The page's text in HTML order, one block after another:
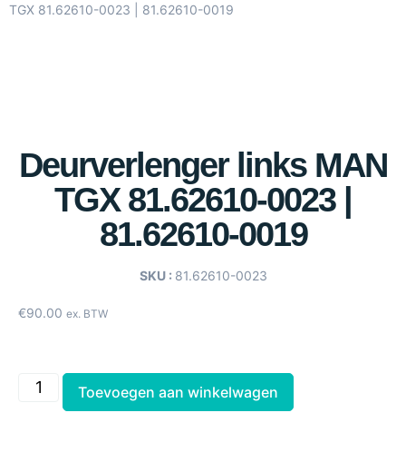
TGX 81.62610-0023 | 81.62610-0019
Deurverlenger links MAN
TGX 81.62610-0023 |
81.62610-0019
SKU : 81.62610-0023
€90.00 ex. BTW
Toevoegen aan winkelwagen